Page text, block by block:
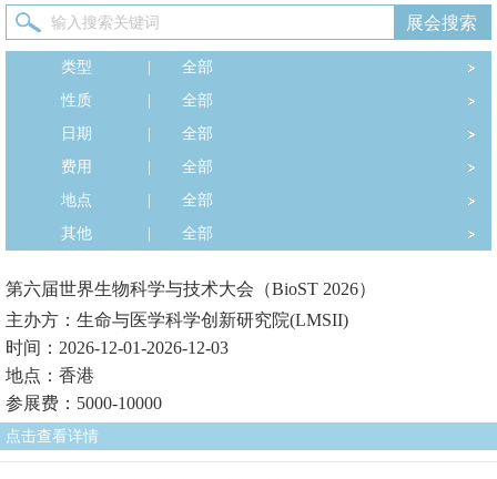
类型
全部
性质
全部
日期
全部
费用
全部
地点
全部
其他
全部
第六届世界生物科学与技术大会（BioST 2026）
主办方：生命与医学科学创新研究院(LMSII)
时间：2026-12-01-2026-12-03
地点：香港
参展费：5000-10000
点击查看详情